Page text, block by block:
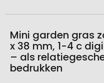
Mini garden gras
x 38 mm, 1-4 c
– als
bedrukken